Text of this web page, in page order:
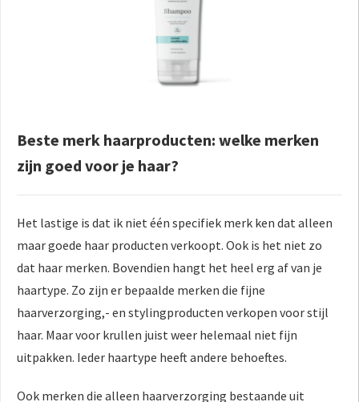
Beste merk haarproducten: welke merken
zijn goed voor je haar?
Het lastige is dat ik niet één specifiek merk ken dat alleen
maar goede haar producten verkoopt. Ook is het niet zo
dat haar merken. Bovendien hangt het heel erg af van je
haartype. Zo zijn er bepaalde merken die fijne
haarverzorging,- en stylingproducten verkopen voor stijl
haar. Maar voor krullen juist weer helemaal niet fijn
uitpakken. Ieder haartype heeft andere behoeftes.
Ook merken die alleen haarverzorging bestaande uit